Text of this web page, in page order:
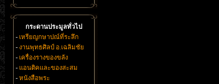
กระดานประมูลทั่วไป
- เหรียญกษาปณ์ที่ระลึก
- งานพุทธศิลป์ อ.เฉลิมชัย
- เครื่องรางของขลัง
- แอนติคและของสะสม
- หนังสือพระ